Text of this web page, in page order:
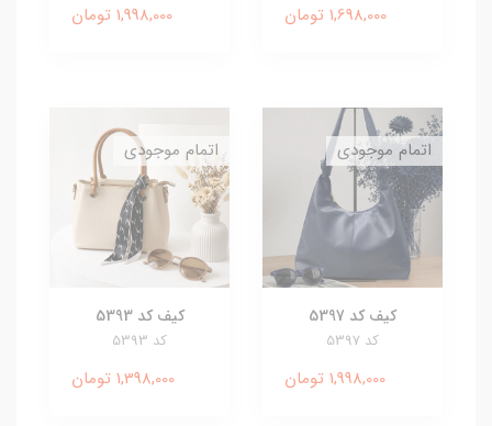
1,698,000 تومان 1,998,000 تومان
کیف کد 5397
کد 5397
1,998,000 تومان
اتمام موجودی
کیف کد 5393
کد 5393
1,398,000 تومان
اتمام موجودی